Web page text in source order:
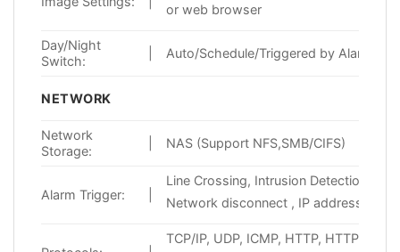
or web browser
Day/Night
Switch:
Auto/Schedule/Triggered by Alarm In
NETWORK
Network
Storage:
NAS (Support NFS,SMB/CIFS)
Alarm Trigger:
Line Crossing, Intrusion Detection,
Network disconnect , IP address
TCP/IP, UDP, ICMP, HTTP, HTTPS,